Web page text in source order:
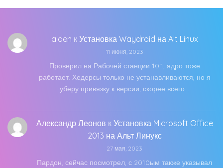
aiden к Установка Waydroid на Alt Linux
11 июня, 2023
Проверил на Рабочей станции 10.1, ядро тоже
работает. Хедерсы только не устанавливаются, но я
уберу привязку к версии, скорее всего…
Александр Леонов к Установка Microsoft Office
2013 на Альт Линукс
27 мая, 2023
Пардон, сейчас посмотрел, с 2010ым также указывал